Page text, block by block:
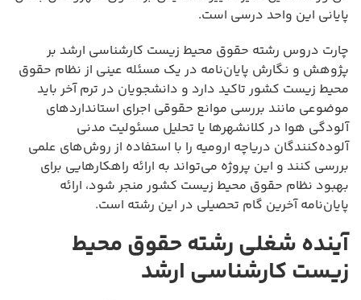
پایانی این واحد درسی است.
چارت دروس رشته حقوق محیط زیست کارشناسی ارشد بر
پژوهش و نگارش پایان‌نامه در یک مسئله عینی از نظام حقوق
محیط زیست کشور تاکید دارد و دانشجویان در ترم آخر باید
موضوعی مانند بررسی موانع حقوقی اجرای استانداردهای
آلودگی هوا در کلانشهرها یا تحلیل مسئولیت مدنی
آلوده‌کنندگان دریاچه ارومیه را با استفاده از روش‌های علمی
بررسی کنند و این پروژه می‌تواند به ارائه راهکارهایی برای
بهبود نظام حقوق محیط زیست کشور منجر شود، ارائه
پایان‌نامه آخرین گام تحصیلی در این رشته است.
آینده شغلی رشته حقوق محیط
زیست کارشناسی ارشد